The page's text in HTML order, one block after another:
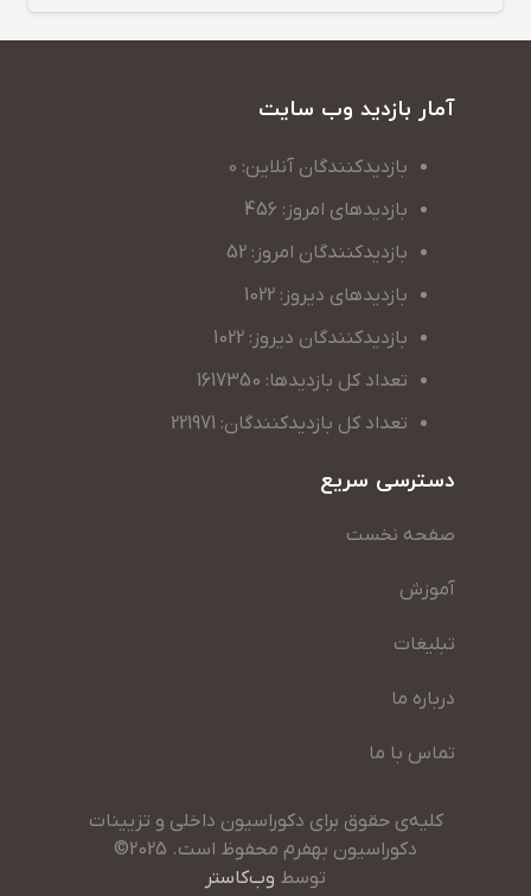
آمار بازدید وب سایت
بازدیدکنندگان آنلاین: 0
بازدیدهای امروز: 456
بازدیدکنندگان امروز: 52
بازدیدهای دیروز: 1022
بازدیدکنندگان دیروز: 1022
تعداد کل بازدیدها: 1617350
تعداد کل بازدیدکنندگان: 221971
دسترسی سریع
صفحه نخست
آموزش
تبلیغات
درباره ما
تماس با ما
کلیه‌ی حقوق برای دکوراسیون داخلی و تزیینات
دکوراسیون بهفرم محفوظ است. 2025©
توسط وب‌کاستر